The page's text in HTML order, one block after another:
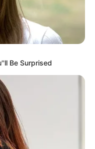
Be Surprised